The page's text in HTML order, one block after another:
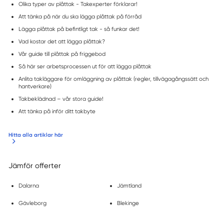
Olika typer av plåttak - Takexperter förklarar!
Att tänka på när du ska lägga plåttak på förråd
Lägga plåttak på befintligt tak - så funkar det!
Vad kostar det att lägga plåttak?
Vår guide till plåttak på friggebod
Så här ser arbetsprocessen ut för att lägga plåttak
Anlita takläggare för omläggning av plåttak (regler, tillvägagångssätt och
hantverkare)
Takbeklädnad – vår stora guide!
Att tänka på inför ditt takbyte
Hitta alla artiklar här
Jämför offerter
Dalarna Jämtland
Gävleborg Blekinge